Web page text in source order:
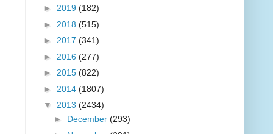
► 2019 (182)
► 2018 (515)
► 2017 (341)
► 2016 (277)
► 2015 (822)
► 2014 (1807)
▼ 2013 (2434)
► December (293)